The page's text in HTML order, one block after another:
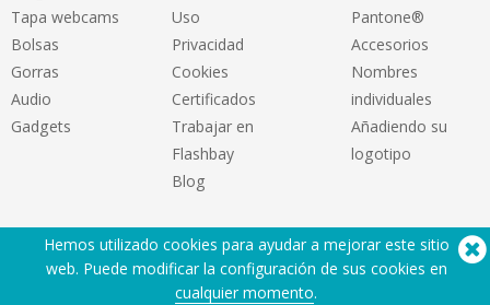
Tapa webcams
Bolsas
Gorras
Audio
Gadgets
Uso
Privacidad
Cookies
Certificados
Trabajar en
Flashbay
Blog
Pantone®
Accesorios
Nombres
individuales
Añadiendo su
logotipo
Hemos utilizado cookies para ayudar a mejorar este sitio
web. Puede modificar la configuración de sus cookies en
cualquier momento.